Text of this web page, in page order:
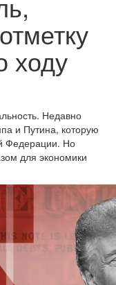
ходу
Недавно
и Путина, которую
Федерации. Но
для экономики